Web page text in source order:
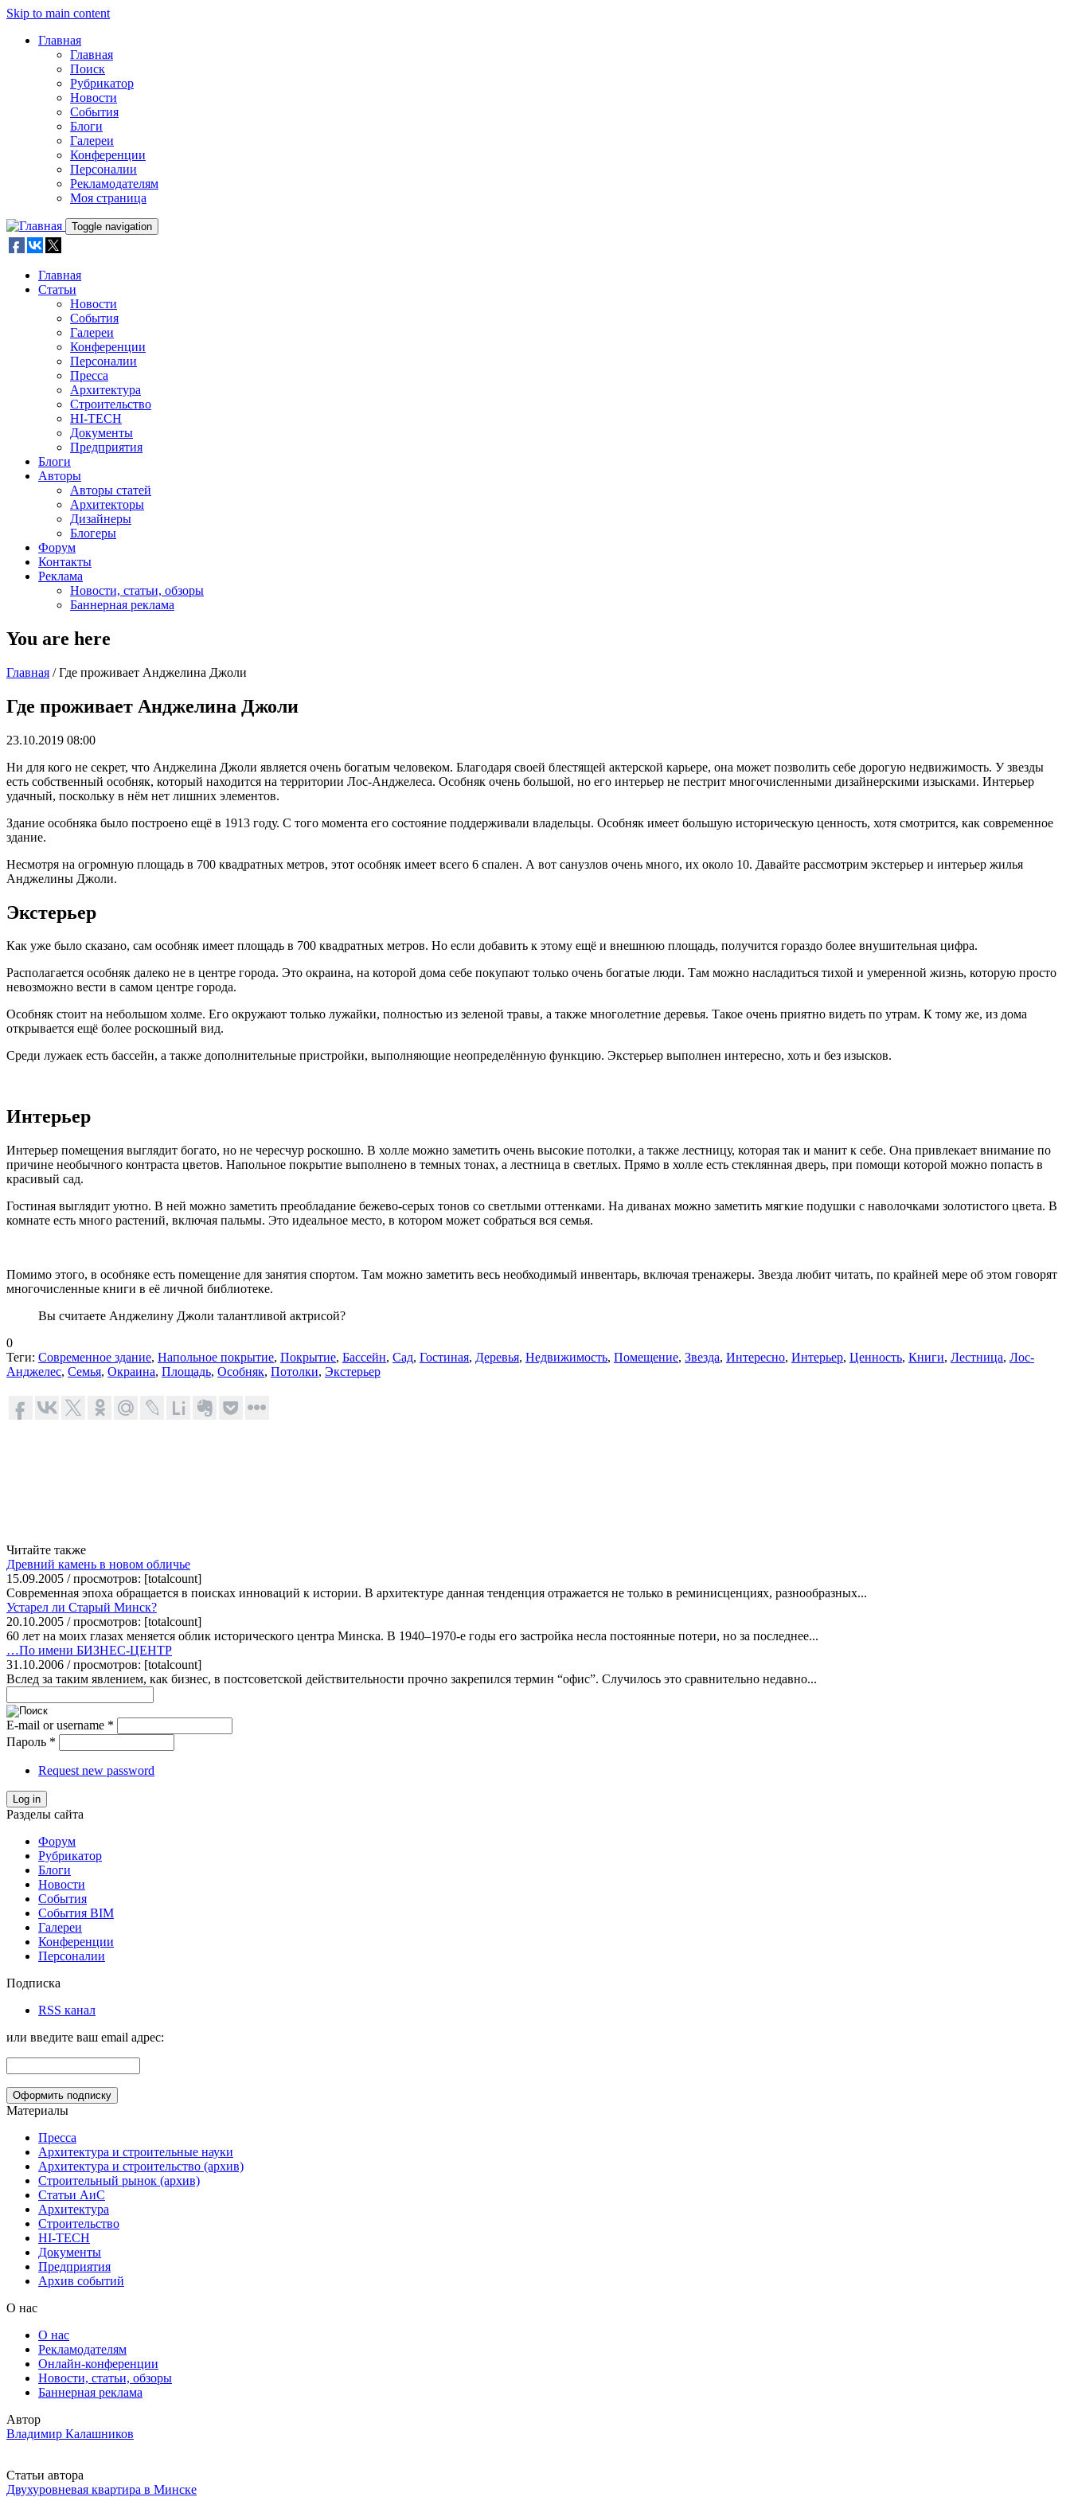
Skip to main content
Главная
Главная
Поиск
Рубрикатор
Новости
События
Блоги
Галереи
Конференции
Персоналии
Рекламодателям
Моя страница
Toggle navigation
Главная
Статьи
Новости
События
Галереи
Конференции
Персоналии
Пресса
Архитектура
Строительство
HI-TECH
Документы
Предприятия
Блоги
Авторы
Авторы статей
Архитекторы
Дизайнеры
Блогеры
Форум
Контакты
Реклама
Новости, статьи, обзоры
Баннерная реклама
You are here
Главная / Где проживает Анджелина Джоли
Где проживает Анджелина Джоли
23.10.2019 08:00
Ни для кого не секрет, что Анджелина Джоли является очень богатым человеком. Благодаря своей блестящей актерской карьере, она может позволить себе дорогую недвижимость. У звезды
есть собственный особняк, который находится на территории Лос-Анджелеса. Особняк очень большой, но его интерьер не пестрит многочисленными дизайнерскими изысками. Интерьер
удачный, поскольку в нём нет лишних элементов.
Здание особняка было построено ещё в 1913 году. С того момента его состояние поддерживали владельцы. Особняк имеет большую историческую ценность, хотя смотрится, как современное
здание.
Несмотря на огромную площадь в 700 квадратных метров, этот особняк имеет всего 6 спален. А вот санузлов очень много, их около 10. Давайте рассмотрим экстерьер и интерьер жилья
Анджелины Джоли.
Экстерьер
Как уже было сказано, сам особняк имеет площадь в 700 квадратных метров. Но если добавить к этому ещё и внешнюю площадь, получится гораздо более внушительная цифра.
Располагается особняк далеко не в центре города. Это окраина, на которой дома себе покупают только очень богатые люди. Там можно насладиться тихой и умеренной жизнь, которую просто
невозможно вести в самом центре города.
Особняк стоит на небольшом холме. Его окружают только лужайки, полностью из зеленой травы, а также многолетние деревья. Такое очень приятно видеть по утрам. К тому же, из дома
открывается ещё более роскошный вид.
Среди лужаек есть бассейн, а также дополнительные пристройки, выполняющие неопределённую функцию. Экстерьер выполнен интересно, хоть и без изысков.
Интерьер
Интерьер помещения выглядит богато, но не чересчур роскошно. В холле можно заметить очень высокие потолки, а также лестницу, которая так и манит к себе. Она привлекает внимание по
причине необычного контраста цветов. Напольное покрытие выполнено в темных тонах, а лестница в светлых. Прямо в холле есть стеклянная дверь, при помощи которой можно попасть в
красивый сад.
Гостиная выглядит уютно. В ней можно заметить преобладание бежево-серых тонов со светлыми оттенками. На диванах можно заметить мягкие подушки с наволочками золотистого цвета. В
комнате есть много растений, включая пальмы. Это идеальное место, в котором может собраться вся семья.
Помимо этого, в особняке есть помещение для занятия спортом. Там можно заметить весь необходимый инвентарь, включая тренажеры. Звезда любит читать, по крайней мере об этом говорят
многочисленные книги в её личной библиотеке.
Вы считаете Анджелину Джоли талантливой актрисой?
0
Теги: Современное здание, Напольное покрытие, Покрытие, Бассейн, Сад, Гостиная, Деревья, Недвижимость, Помещение, Звезда, Интересно, Интерьер, Ценность, Книги, Лестница, Лос-
Анджелес, Семья, Окраина, Площадь, Особняк, Потолки, Экстерьер
Читайте также
Древний камень в новом обличье
15.09.2005 / просмотров: [totalcount]
Современная эпоха обращается в поисках инноваций к истории. В архитектуре данная тенденция отражается не только в реминисценциях, разнообразных...
Устарел ли Старый Минск?
20.10.2005 / просмотров: [totalcount]
60 лет на моих глазах меняется облик исторического центра Минска. В 1940–1970-е годы его застройка несла постоянные потери, но за последнее...
…По имени БИЗНЕС-ЦЕНТР
31.10.2006 / просмотров: [totalcount]
Вслед за таким явлением, как бизнес, в постсоветской действительности прочно закрепился термин “офис”. Случилось это сравнительно недавно...
E-mail or username *
Пароль *
Request new password
Log in
Разделы сайта
Форум
Рубрикатор
Блоги
Новости
События
События BIM
Галереи
Конференции
Персоналии
Подписка
RSS канал
или введите ваш email адрес:
Материалы
Пресса
Архитектура и строительные науки
Архитектура и строительство (архив)
Строительный рынок (архив)
Статьи АиС
Архитектура
Строительство
HI-TECH
Документы
Предприятия
Архив событий
О нас
О нас
Рекламодателям
Онлайн-конференции
Новости, статьи, обзоры
Баннерная реклама
Автор
Владимир Калашников
Статьи автора
Двухуровневая квартира в Минске